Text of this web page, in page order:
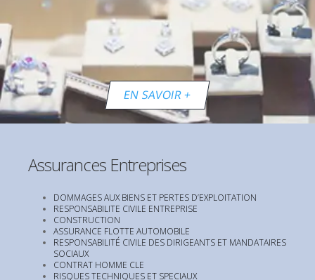
EN SAVOIR +
Assurances Entreprises
DOMMAGES AUX BIENS ET PERTES D’EXPLOITATION
RESPONSABILITE CIVILE ENTREPRISE
CONSTRUCTION
ASSURANCE FLOTTE AUTOMOBILE
RESPONSABILITÉ CIVILE DES DIRIGEANTS ET MANDATAIRES
SOCIAUX
CONTRAT HOMME CLE
RISQUES TECHNIQUES ET SPECIAUX